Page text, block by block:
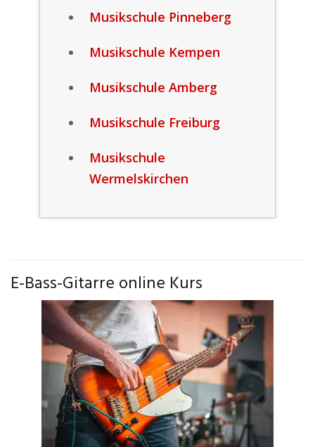
Musikschule Pinneberg
Musikschule Kempen
Musikschule Amberg
Musikschule Freiburg
Musikschule
Wermelskirchen
E-Bass-Gitarre online Kurs